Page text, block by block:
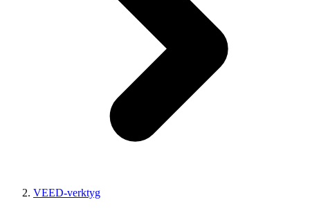
VEED-verktyg